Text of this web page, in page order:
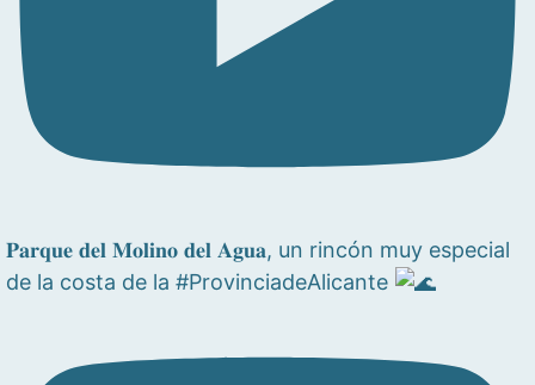
𝐏𝐚𝐫𝐪𝐮𝐞 𝐝𝐞𝐥 𝐌𝐨𝐥𝐢𝐧𝐨 𝐝𝐞𝐥 𝐀𝐠𝐮𝐚, un rincón muy especial
de la costa de la #ProvinciadeAlicante